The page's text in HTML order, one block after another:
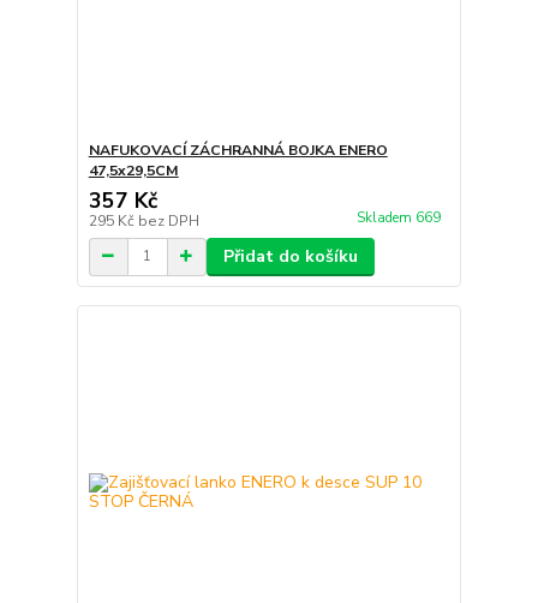
NAFUKOVACÍ ZÁCHRANNÁ BOJKA ENERO
47,5x29,5CM
357 Kč
295 Kč bez DPH Skladem 669
Přidat do košíku